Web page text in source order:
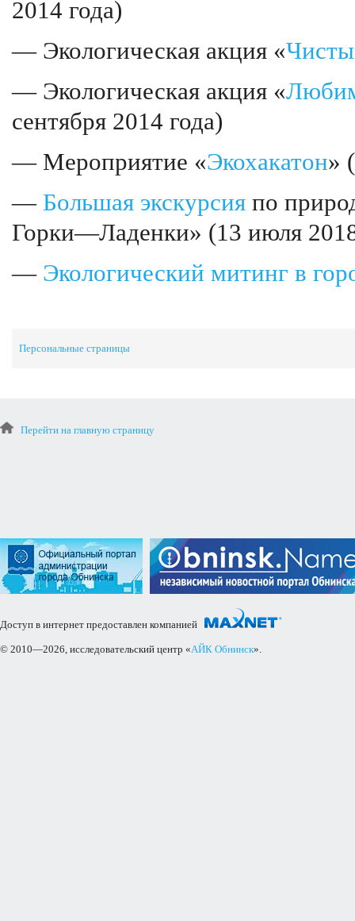
2014 года)
— Экологическая акция «
— Экологическая акция «
сентября 2014 года)
— Мероприятие «Экохакатон»
— Большая экскурсия по
Горки—Ладенки» (13 июля
— Экологический митинг в
Персональные страницы
Перейти на главную страницу
Доступ в интернет предоставлен компанией
© 2010—2026, исследовательский центр «АЙК Обнинск».